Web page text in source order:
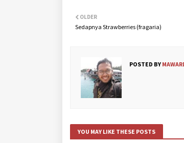
OLDER
Sedapnya Strawberries (fragaria)
POSTED BY
YOU MAY LIKE THESE POSTS